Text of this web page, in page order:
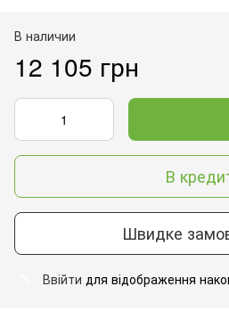
В наличии
12 105 грн
В
Швидке
Ввійти для відображення